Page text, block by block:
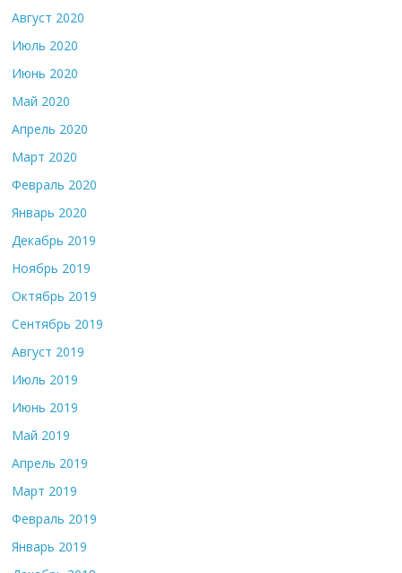
Август 2020
Июль 2020
Июнь 2020
Май 2020
Апрель 2020
Март 2020
Февраль 2020
Январь 2020
Декабрь 2019
Ноябрь 2019
Октябрь 2019
Сентябрь 2019
Август 2019
Июль 2019
Июнь 2019
Май 2019
Апрель 2019
Март 2019
Февраль 2019
Январь 2019